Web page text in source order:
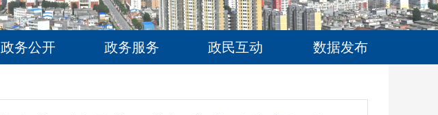
政务公开 政务服务 政民互动 数据发布